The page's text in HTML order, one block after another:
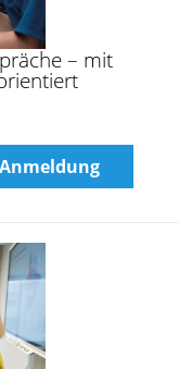
– mit